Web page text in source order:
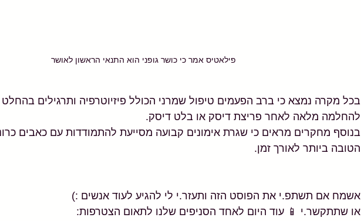
פילאטיס אמר כי כושר גופני הוא התנאי הראשון לאושר
בכל מקרה נמצא כי ברב הפעמים טיפול שמרני הכולל פיזיוטרפיה ותרגילים
להחלמה מלאה לאחר פריצת דיסק או בלט דיסק.
בנוסף מחקרים מראים כי שגרת אימונים קבועה מסייעת להתמודדות עם כאבים
הטובה ביותר לאורך זמן.
אשמח אם תשתפ.י את הפוסט הזה ותעזר.י לי להגיע לעוד אנשים :)
או שתתקשר.י 📱 עוד היום לאחד הסניפים שלנו לתאום הצטרפות: